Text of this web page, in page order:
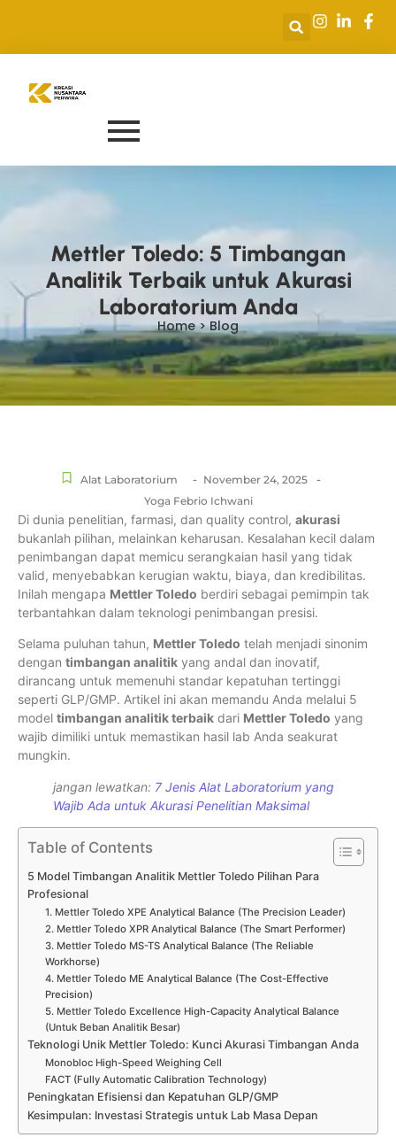
Mettler Toledo: 5 Timbangan
Analitik Terbaik untuk Akurasi
Laboratorium Anda
Home > Blog
Alat Laboratorium - November 24, 2025 -
Yoga Febrio Ichwani
Di dunia penelitian, farmasi, dan quality control, akurasi
bukanlah pilihan, melainkan keharusan. Kesalahan kecil dalam
penimbangan dapat memicu serangkaian hasil yang tidak
valid, menyebabkan kerugian waktu, biaya, dan kredibilitas.
Inilah mengapa Mettler Toledo berdiri sebagai pemimpin tak
terbantahkan dalam teknologi penimbangan presisi.
Selama puluhan tahun, Mettler Toledo telah menjadi sinonim
dengan timbangan analitik yang andal dan inovatif,
dirancang untuk memenuhi standar kepatuhan tertinggi
seperti GLP/GMP. Artikel ini akan memandu Anda melalui 5
model timbangan analitik terbaik dari Mettler Toledo yang
wajib dimiliki untuk memastikan hasil lab Anda seakurat
mungkin.
jangan lewatkan: 7 Jenis Alat Laboratorium yang
Wajib Ada untuk Akurasi Penelitian Maksimal
Table of Contents
5 Model Timbangan Analitik Mettler Toledo Pilihan Para
Profesional
1. Mettler Toledo XPE Analytical Balance (The Precision Leader)
2. Mettler Toledo XPR Analytical Balance (The Smart Performer)
3. Mettler Toledo MS-TS Analytical Balance (The Reliable
Workhorse)
4. Mettler Toledo ME Analytical Balance (The Cost-Effective
Precision)
5. Mettler Toledo Excellence High-Capacity Analytical Balance
(Untuk Beban Analitik Besar)
Teknologi Unik Mettler Toledo: Kunci Akurasi Timbangan Anda
Monobloc High-Speed Weighing Cell
FACT (Fully Automatic Calibration Technology)
Peningkatan Efisiensi dan Kepatuhan GLP/GMP
Kesimpulan: Investasi Strategis untuk Lab Masa Depan